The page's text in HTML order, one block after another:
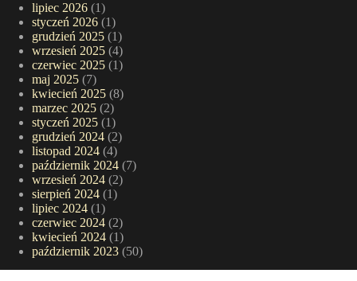
lipiec 2026 (1)
styczeń 2026 (1)
grudzień 2025 (1)
wrzesień 2025 (4)
czerwiec 2025 (1)
maj 2025 (7)
kwiecień 2025 (8)
marzec 2025 (2)
styczeń 2025 (1)
grudzień 2024 (2)
listopad 2024 (4)
październik 2024 (7)
wrzesień 2024 (2)
sierpień 2024 (1)
lipiec 2024 (1)
czerwiec 2024 (2)
kwiecień 2024 (1)
październik 2023 (50)